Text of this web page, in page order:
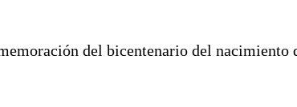
del bicentenario del nacimiento